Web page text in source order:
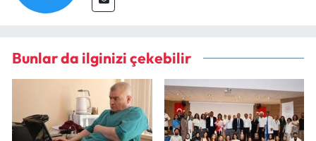
Bunlar da ilginizi çekebilir